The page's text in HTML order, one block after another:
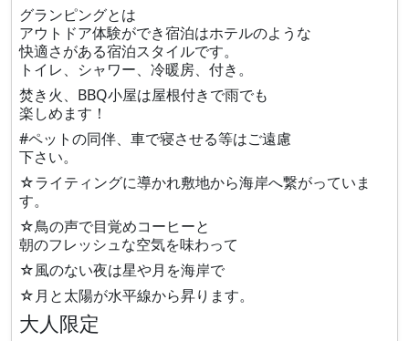
グランピングとは
アウトドア体験ができ宿泊はホテルのような
快適さがある宿泊スタイルです。
トイレ、シャワー、冷暖房、付き。
焚き火、BBQ小屋は屋根付きで雨でも
楽しめます！
#ペットの同伴、車で寝させる等はご遠慮
下さい。
☆ライティングに導かれ敷地から海岸へ繋がっていま
す。
☆鳥の声で目覚めコーヒーと
朝のフレッシュな空気を味わって
☆風のない夜は星や月を海岸で
☆月と太陽が水平線から昇ります。
大人限定